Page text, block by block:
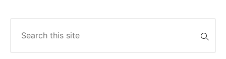
for: